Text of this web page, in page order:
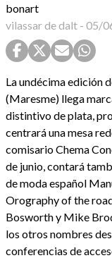
bonart
vilassar de dalt - 05/
La undécima edición
(Maresme) llega
distintivo de plata,
centrará una mesa
comisario Chema
de junio, contará
de moda español
Orography of the
Bosworth y Mike
los otros nombres
conferencias de